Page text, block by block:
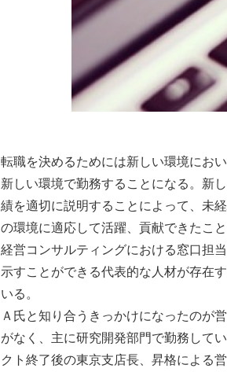
転職を決めるためには新しい環境にお
新しい環境で勤務することになる。新
績を適切に説明することによって、未
の環境に適応して活躍、貢献できたこ
経営コンサルティングにおける窓口担
示すことができる代表的な人材が存在
いる。
Ａ氏と知り合うきっかけになったのが
がなく、主に研究開発部門で勤務して
クト終了後の東京支店長、昇格による